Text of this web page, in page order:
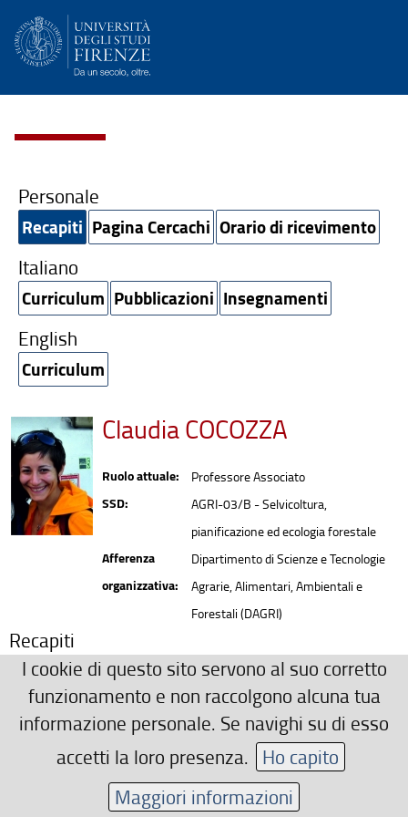
Personale
Recapiti Pagina Cercachi Orario di ricevimento
Italiano
Curriculum Pubblicazioni Insegnamenti
English
Curriculum
Claudia COCOZZA
Ruolo attuale: Professore Associato
SSD:
AGRI-03/B - Selvicoltura,
pianificazione ed ecologia forestale
Afferenza
organizzativa:
Dipartimento di Scienze e Tecnologie
Agrarie, Alimentari, Ambientali e
Forestali (DAGRI)
Recapiti
0552755660
claudia.cocozza(AT)unifi.it
Area riservata
I cookie di questo sito servono al suo corretto
funzionamento e non raccolgono alcuna tua
informazione personale. Se navighi su di esso
accetti la loro presenza. Ho capito
Maggiori informazioni